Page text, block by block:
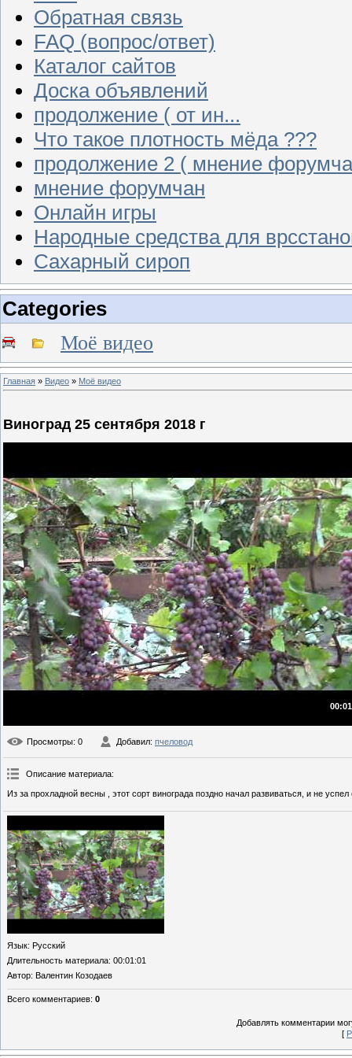
Обратная связь
FAQ (вопрос/ответ)
Каталог сайтов
Доска объявлений
продолжение ( от ин...
Что такое плотность мёда ???
продолжение 2 ( мнение
мнение форумчан
Онлайн игры
Народные средства для
Сахарный сироп
Categories
Моё видео
Главная » Видео » Моё видео
Виноград 25 сентября 2018 г
Просмотры: 0 Добавил: пчеловод
Описание материала:
Из за прохладной весны , этот сорт винограда поздно начал развиваться, и не
Язык: Русский
Длительность материала: 00:01:01
Автор: Валентин Козодаев
Всего комментариев: 0
Добавлять комментарии
[